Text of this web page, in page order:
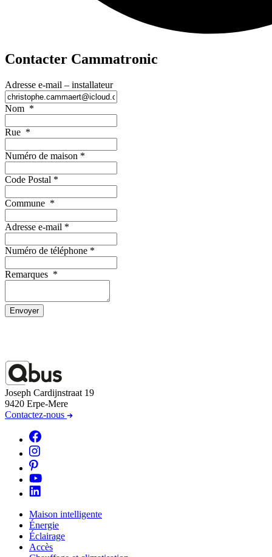
Contacter Cammatronic
Adresse e-mail – installateur
Nom *
Rue *
Numéro de maison *
Code Postal *
Commune *
Adresse e-mail *
Numéro de téléphone *
Remarques *
Envoyer
Joseph Cardijnstraat 19
9420 Erpe-Mere
Contactez-nous
Maison intelligente
Énergie
Éclairage
Accès